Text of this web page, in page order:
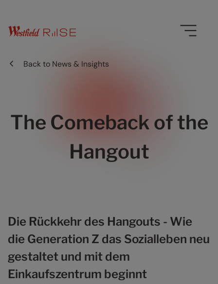
Back to News & Insights
The Comeback of the
Hangout
Die Rückkehr des Hangouts - Wie
die Generation Z das Sozialleben neu
gestaltet und mit dem
Einkaufszentrum beginnt